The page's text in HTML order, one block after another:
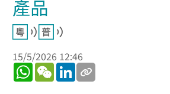
產品
15/5/2026 12:46
WhatsApp
WeChatLinkedIn